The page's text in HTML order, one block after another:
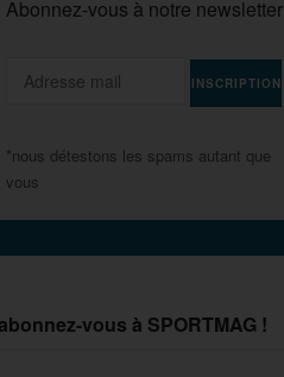
Abonnez-vous à notre newsletter
*nous détestons les spams autant que
vous
vous à SPORTMAG !